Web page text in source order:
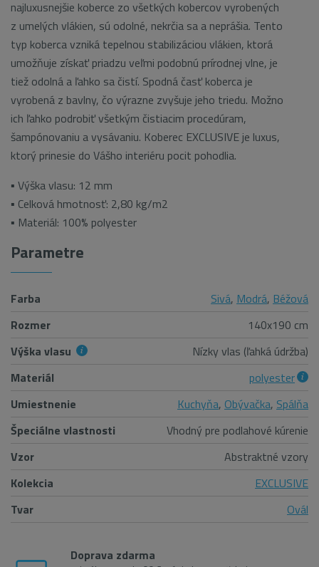
najluxusnejšie koberce zo všetkých kobercov vyrobených
z umelých vlákien, sú odolné, nekrčia sa a neprášia. Tento
typ koberca vzniká tepelnou stabilizáciou vlákien, ktorá
umožňuje získať priadzu veľmi podobnú prírodnej vlne, je
tiež odolná a ľahko sa čistí. Spodná časť koberca je
vyrobená z bavlny, čo výrazne zvyšuje jeho triedu. Možno
ich ľahko podrobiť všetkým čistiacim procedúram,
šampónovaniu a vysávaniu. Koberec EXCLUSIVE je luxus,
ktorý prinesie do Vášho interiéru pocit pohodlia.
▪ Výška vlasu: 12 mm
▪ Celková hmotnosť: 2,80 kg/m2
▪ Materiál: 100% polyester
Parametre
Farba Sivá, Modrá, Béžová
Rozmer
140x190 cm
Výška vlasu
Nízky vlas (ľahká údržba)
Materiál
polyester
Umiestnenie
Kuchyňa, Obývačka, Spálňa
Špeciálne vlastnosti
Vhodný pre podlahové kúrenie
Vzor
Abstraktné vzory
Kolekcia
EXCLUSIVE
Tvar
Ovál
Doprava zdarma